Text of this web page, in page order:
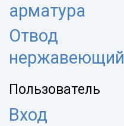
арматура
Отвод
нержавеющий
Пользователь
Вход